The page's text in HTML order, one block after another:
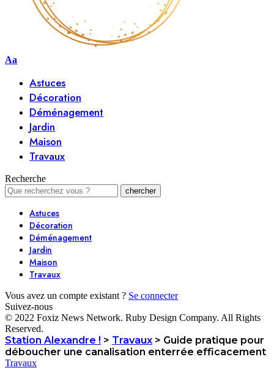
Aa
Astuces
Décoration
Déménagement
Jardin
Maison
Travaux
Recherche
Astuces
Décoration
Déménagement
Jardin
Maison
Travaux
Vous avez un compte existant ? Se connecter
Suivez-nous
© 2022 Foxiz News Network. Ruby Design Company. All Rights
Reserved.
Station Alexandre ! > Travaux > Guide pratique pour
déboucher une canalisation enterrée efficacement
Travaux